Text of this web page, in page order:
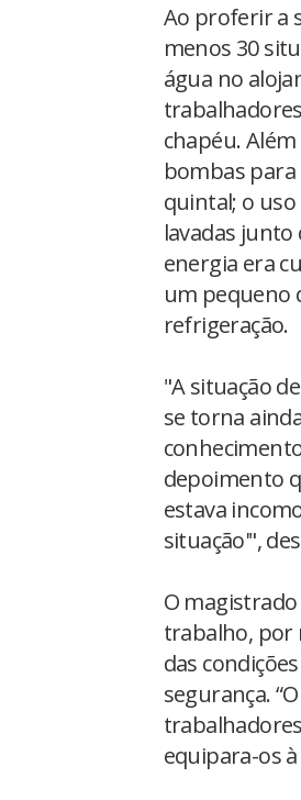
Ao proferir a
menos 30
água no
chapéu.
bombas para
quintal; o
lavadas
energia era
um pequeno
refrigeração.
"A situação
se torna
depoimento
estava
situação'",
O
trabalho, por
das
segurança.
equipara-os